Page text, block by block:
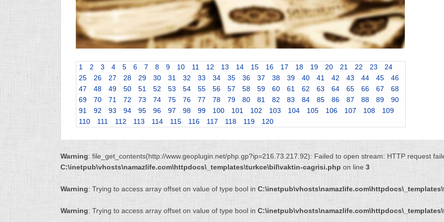
1 2 3 4 5 6 7 8 9 10 11 12 13 14 15 16 17 18 19 20 21 22 23
24
25
26 27 28 29 30 31 32 33 34 35 36 37 38 39 40 41 42 43 44 45
46
47
48 49 50 51 52 53 54 55 56 57 58 59 60 61 62 63 64 65 66 67
68
69
70 71 72 73 74 75 76 77 78 79 80 81 82 83 84 85 86 87 88 89
90
91
92 93 94 95 96 97 98 99 100 101 102 103 104 105 106 107 108
109
110
111 112 113 114 115 116 117 118 119 120
Warning: file_get_contents(http://www.geoplugin.net/php.gp?ip=216.73.217.92): Failed to open stream: HTTP request
C:\inetpub\vhosts\namazlife.com\httpdocs\_templates\turkce\bil\vaktin-cagrisi.php on line 3
Warning: Trying to access array offset on value of type bool in
Warning: Trying to access array offset on value of type bool in